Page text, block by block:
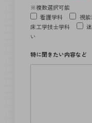
※複数選択可能
看護学科
視
床工学技士学科
い
特に聞きたい内容など